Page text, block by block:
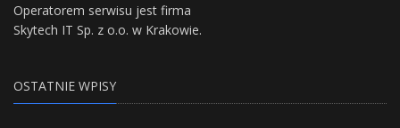
Operatorem serwisu jest firma
Skytech IT Sp. z o.o. w Krakowie.
OSTATNIE WPISY